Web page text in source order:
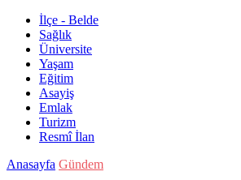
İlçe - Belde
Sağlık
Üniversite
Yaşam
Eğitim
Asayiş
Emlak
Turizm
Resmî İlan
Anasayfa Gündem